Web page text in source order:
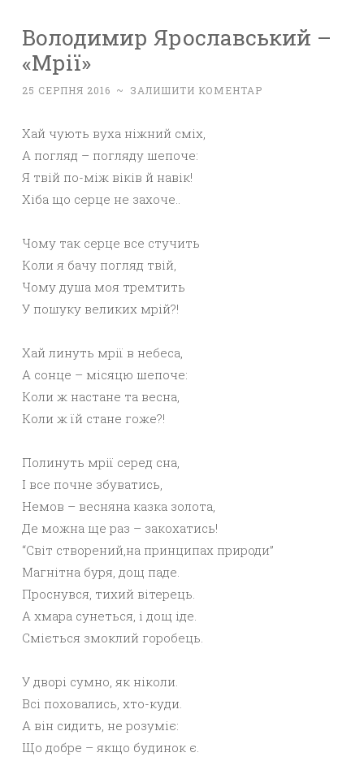
Володимир Ярославський –
«Мрії»
25 СЕРПНЯ 2016 ~ ЗАЛИШИТИ КОМЕНТАР
Хай чують вуха ніжний сміх,
А погляд – погляду шепоче:
Я твій по-між віків й навік!
Хіба що серце не захоче..
Чому так серце все стучить
Коли я бачу погляд твій,
Чому душа моя тремтить
У пошуку великих мрій?!
Хай линуть мрії в небеса,
А сонце – місяцю шепоче:
Коли ж настане та весна,
Коли ж їй стане гоже?!
Полинуть мрії серед сна,
І все почне збуватись,
Немов – весняна казка золота,
Де можна ще раз – закохатись!
“Світ створений,на принципах природи”
Магнітна буря, дощ паде.
Проснувся, тихий вітерець.
А хмара сунеться, і дощ іде.
Сміється змоклий горобець.
У дворі сумно, як ніколи.
Всі поховались, хто-куди.
А він сидить, не розуміє:
Що добре – якщо будинок є.